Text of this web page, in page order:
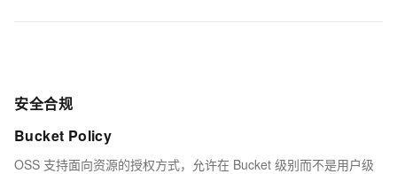
安全合规
Bucket Policy
OSS 支持面向资源的授权方式，允许在 Bucket 级别而不是用户级